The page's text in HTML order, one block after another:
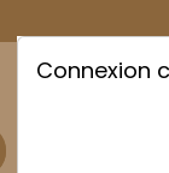
Connexion